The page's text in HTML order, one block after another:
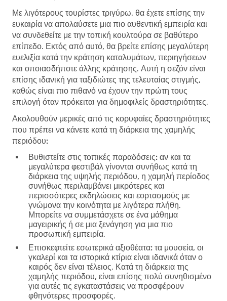
Με λιγότερους τουρίστες τριγύρω, θα έχετε επίσης την
ευκαιρία να απολαύσετε μια πιο αυθεντική εμπειρία και
να συνδεθείτε με την τοπική κουλτούρα σε βαθύτερο
επίπεδο. Εκτός από αυτό, θα βρείτε επίσης μεγαλύτερη
ευελιξία κατά την κράτηση καταλυμάτων, περιηγήσεων
και οποιασδήποτε άλλης κράτησης. Αυτή η σεζόν είναι
επίσης ιδανική για ταξιδιώτες της τελευταίας στιγμής,
καθώς είναι πιο πιθανό να έχουν την πρώτη τους
επιλογή όταν πρόκειται για δημοφιλείς δραστηριότητες.
Ακολουθούν μερικές από τις κορυφαίες δραστηριότητες
που πρέπει να κάνετε κατά τη διάρκεια της χαμηλής
περιόδου:
Βυθιστείτε στις τοπικές παραδόσεις: αν και τα
μεγαλύτερα φεστιβάλ γίνονται συνήθως κατά τη
διάρκεια της υψηλής περιόδου, η χαμηλή περίοδος
συνήθως περιλαμβάνει μικρότερες και
περισσότερες εκδηλώσεις και εορτασμούς με
γνώμονα την κοινότητα με λιγότερα πλήθη.
Μπορείτε να συμμετάσχετε σε ένα μάθημα
μαγειρικής ή σε μια ξενάγηση για μια πιο
προσωπική εμπειρία.
Επισκεφτείτε εσωτερικά αξιοθέατα: τα μουσεία, οι
γκαλερί και τα ιστορικά κτίρια είναι ιδανικά όταν ο
καιρός δεν είναι τέλειος. Κατά τη διάρκεια της
χαμηλής περιόδου, είναι επίσης πολύ συνηθισμένο
για αυτές τις εγκαταστάσεις να προσφέρουν
φθηνότερες προσφορές.